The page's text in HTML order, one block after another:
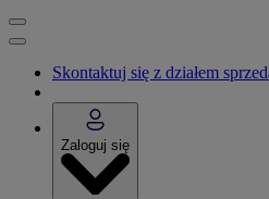
Skontaktuj się z działem
Zaloguj się